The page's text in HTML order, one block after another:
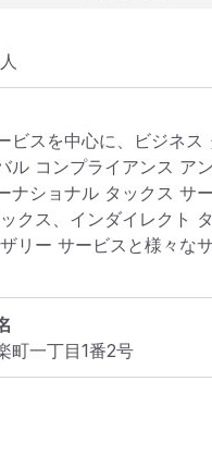
ビスを中心に、ビジネス
ル コンプライアンス ア
ナショナル タックス サ
クス、インダイレクト
リー サービスと様々な
町一丁目1番2号